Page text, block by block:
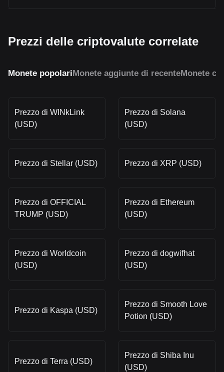
Prezzi delle criptovalute correlate
Monete popolariMonete aggiunte di recenteMonete
Prezzo di WINkLink
(USD)
Prezzo di Solana
(USD)
Prezzo di Stellar (USD) Prezzo di XRP (USD)
Prezzo di OFFICIAL
TRUMP (USD)
Prezzo di Ethereum
(USD)
Prezzo di Worldcoin
(USD)
Prezzo di dogwifhat
(USD)
Prezzo di Kaspa (USD)
Prezzo di Smooth Love
Potion (USD)
Prezzo di Terra (USD)
Prezzo di Shiba Inu
(USD)